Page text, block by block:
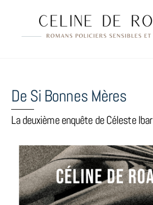
De Si Bonnes Mères
La deuxième enquête de Céleste Ibar